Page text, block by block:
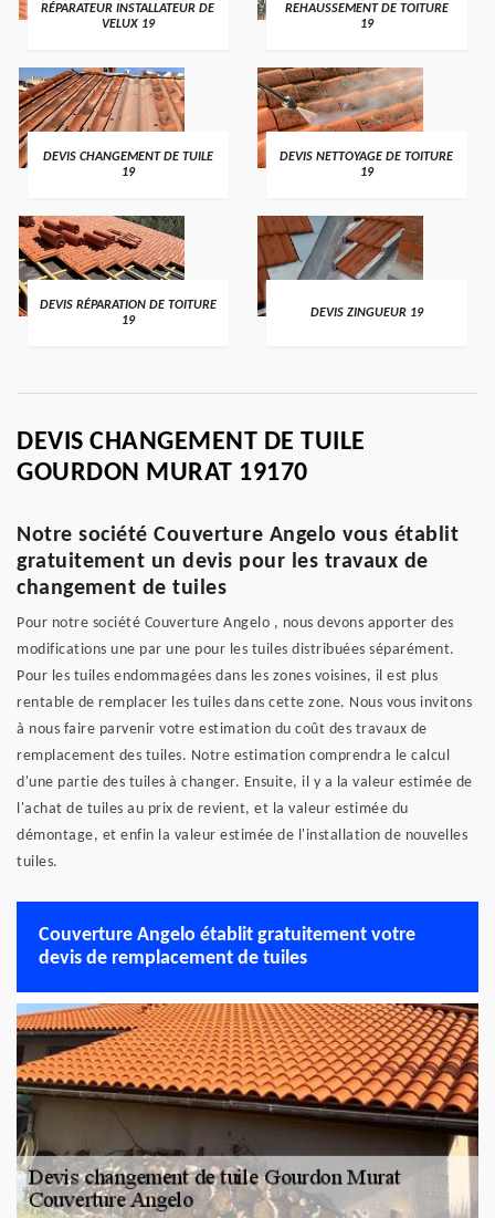
RÉPARATEUR INSTALLATEUR DE
VELUX 19
REHAUSSEMENT DE TOITURE
19
DEVIS CHANGEMENT DE TUILE
19
DEVIS NETTOYAGE DE TOITURE
19
DEVIS RÉPARATION DE TOITURE
19
DEVIS ZINGUEUR 19
DEVIS CHANGEMENT DE TUILE
GOURDON MURAT 19170
Notre société Couverture Angelo vous établit
gratuitement un devis pour les travaux de
changement de tuiles
Pour notre société Couverture Angelo , nous devons apporter des
modifications une par une pour les tuiles distribuées séparément.
Pour les tuiles endommagées dans les zones voisines, il est plus
rentable de remplacer les tuiles dans cette zone. Nous vous invitons
à nous faire parvenir votre estimation du coût des travaux de
remplacement des tuiles. Notre estimation comprendra le calcul
d'une partie des tuiles à changer. Ensuite, il y a la valeur estimée de
l'achat de tuiles au prix de revient, et la valeur estimée du
démontage, et enfin la valeur estimée de l'installation de nouvelles
tuiles.
Couverture Angelo établit gratuitement votre
devis de remplacement de tuiles